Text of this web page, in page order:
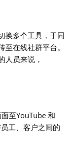
换多个工具，于同
在线社群平台。
人员来说，
至YouTube 和
工、客户之间的